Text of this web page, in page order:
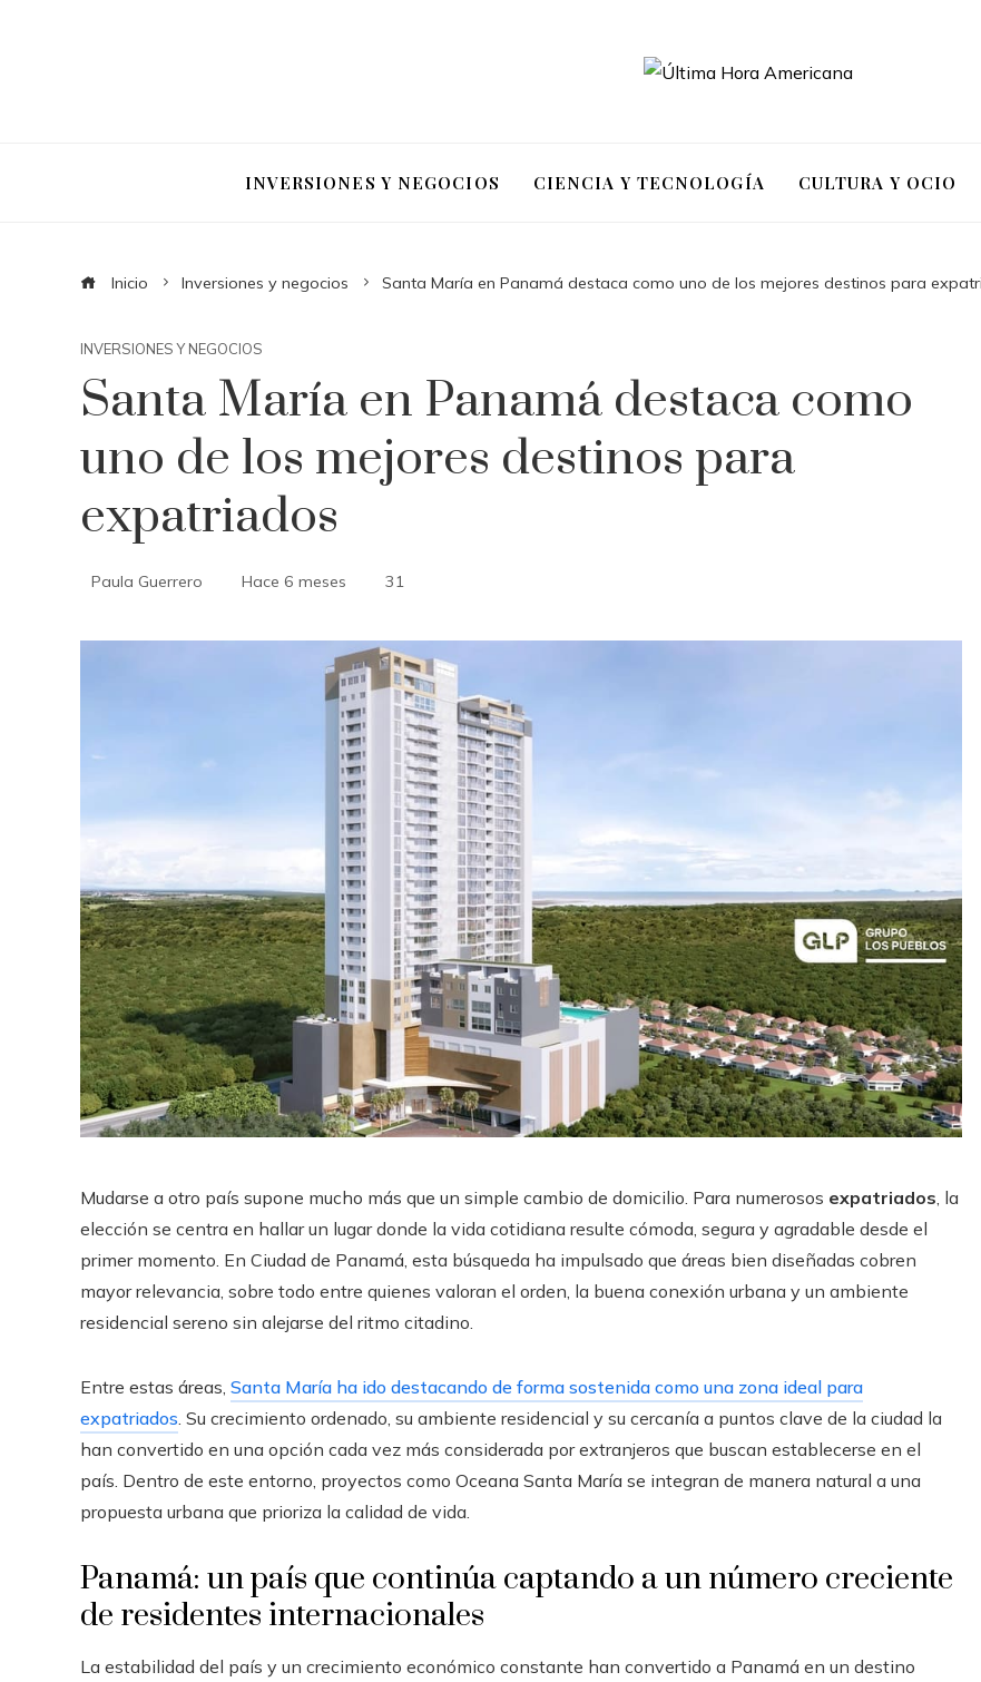
INVERSIONES Y NEGOCIOS CIENCIA Y TECNOLOGÍA CULTURA Y OCIO
Inicio Inversiones y negocios Santa María en Panamá destaca como uno de los mejores destinos para
INVERSIONES Y NEGOCIOS
Santa María en Panamá destaca como
uno de los mejores destinos para
expatriados
Paula Guerrero Hace 6 meses 31
Mudarse a otro país supone mucho más que un simple cambio de domicilio. Para numerosos expatriados , la
elección se centra en hallar un lugar donde la vida cotidiana resulte cómoda, segura y agradable desde el
primer momento. En Ciudad de Panamá, esta búsqueda ha impulsado que áreas bien diseñadas cobren
mayor relevancia, sobre todo entre quienes valoran el orden, la buena conexión urbana y un ambiente
residencial sereno sin alejarse del ritmo citadino.
Entre estas áreas, Santa María ha ido destacando de forma sostenida como una zona ideal para
expatriados . Su crecimiento ordenado, su ambiente residencial y su cercanía a puntos clave de la ciudad la
han convertido en una opción cada vez más considerada por extranjeros que buscan establecerse en el
país. Dentro de este entorno, proyectos como Oceana Santa María se integran de manera natural a una
propuesta urbana que prioriza la calidad de vida.
Panamá: un país que continúa captando a un número creciente
de residentes internacionales
La estabilidad del país y un crecimiento económico constante han convertido a Panamá en un destino